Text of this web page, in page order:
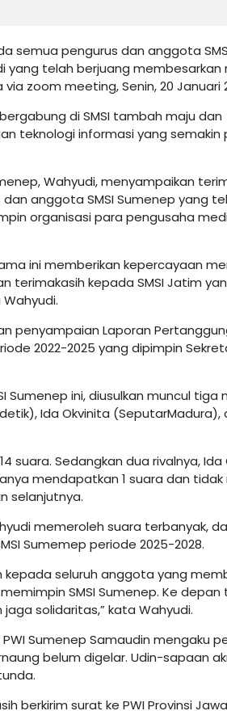
semua pengurus dan anggota
yang telah berjuang membesarkan
zoom meeting, Senin, 20 Januari
di SMSI tambah maju dan
teknologi informasi yang semakin
Wahyudi, menyampaikan
anggota SMSI Sumenep yang
organisasi para pengusaha
ini memberikan kepercayaan
terimakasih kepada SMSI Jatim
penyampaian Laporan
2022-2025 yang dipimpin
Sumenep ini, diusulkan muncul tiga
Ida Okvinita (SeputarMadura),
suara. Sedangkan dua rivalnya, Ida
mendapatkan 1 suara dan
selanjutnya.
memeroleh suara terbanyak,
Sumemep periode 2025-2028.
kepada seluruh anggota yang
SMSI Sumenep. Ke depan
solidaritas,” kata Wahyudi.
Sumenep Samaudin mengaku
belum digelar. Udin-sapaan
berkirim surat ke PWI Provinsi